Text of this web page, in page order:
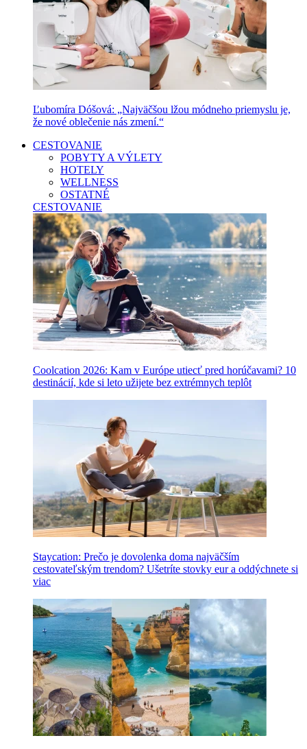
Ľubomíra Dóšová: „Najväčšou lžou módneho priemyslu je,
že nové oblečenie nás zmení.“
CESTOVANIE
POBYTY A VÝLETY
HOTELY
WELLNESS
OSTATNÉ
CESTOVANIE
Coolcation 2026: Kam v Európe utiecť pred horúčavami? 10
destinácií, kde si leto užijete bez extrémnych teplôt
Staycation: Prečo je dovolenka doma najväčším
cestovateľským trendom? Ušetríte stovky eur a oddýchnete si
viac